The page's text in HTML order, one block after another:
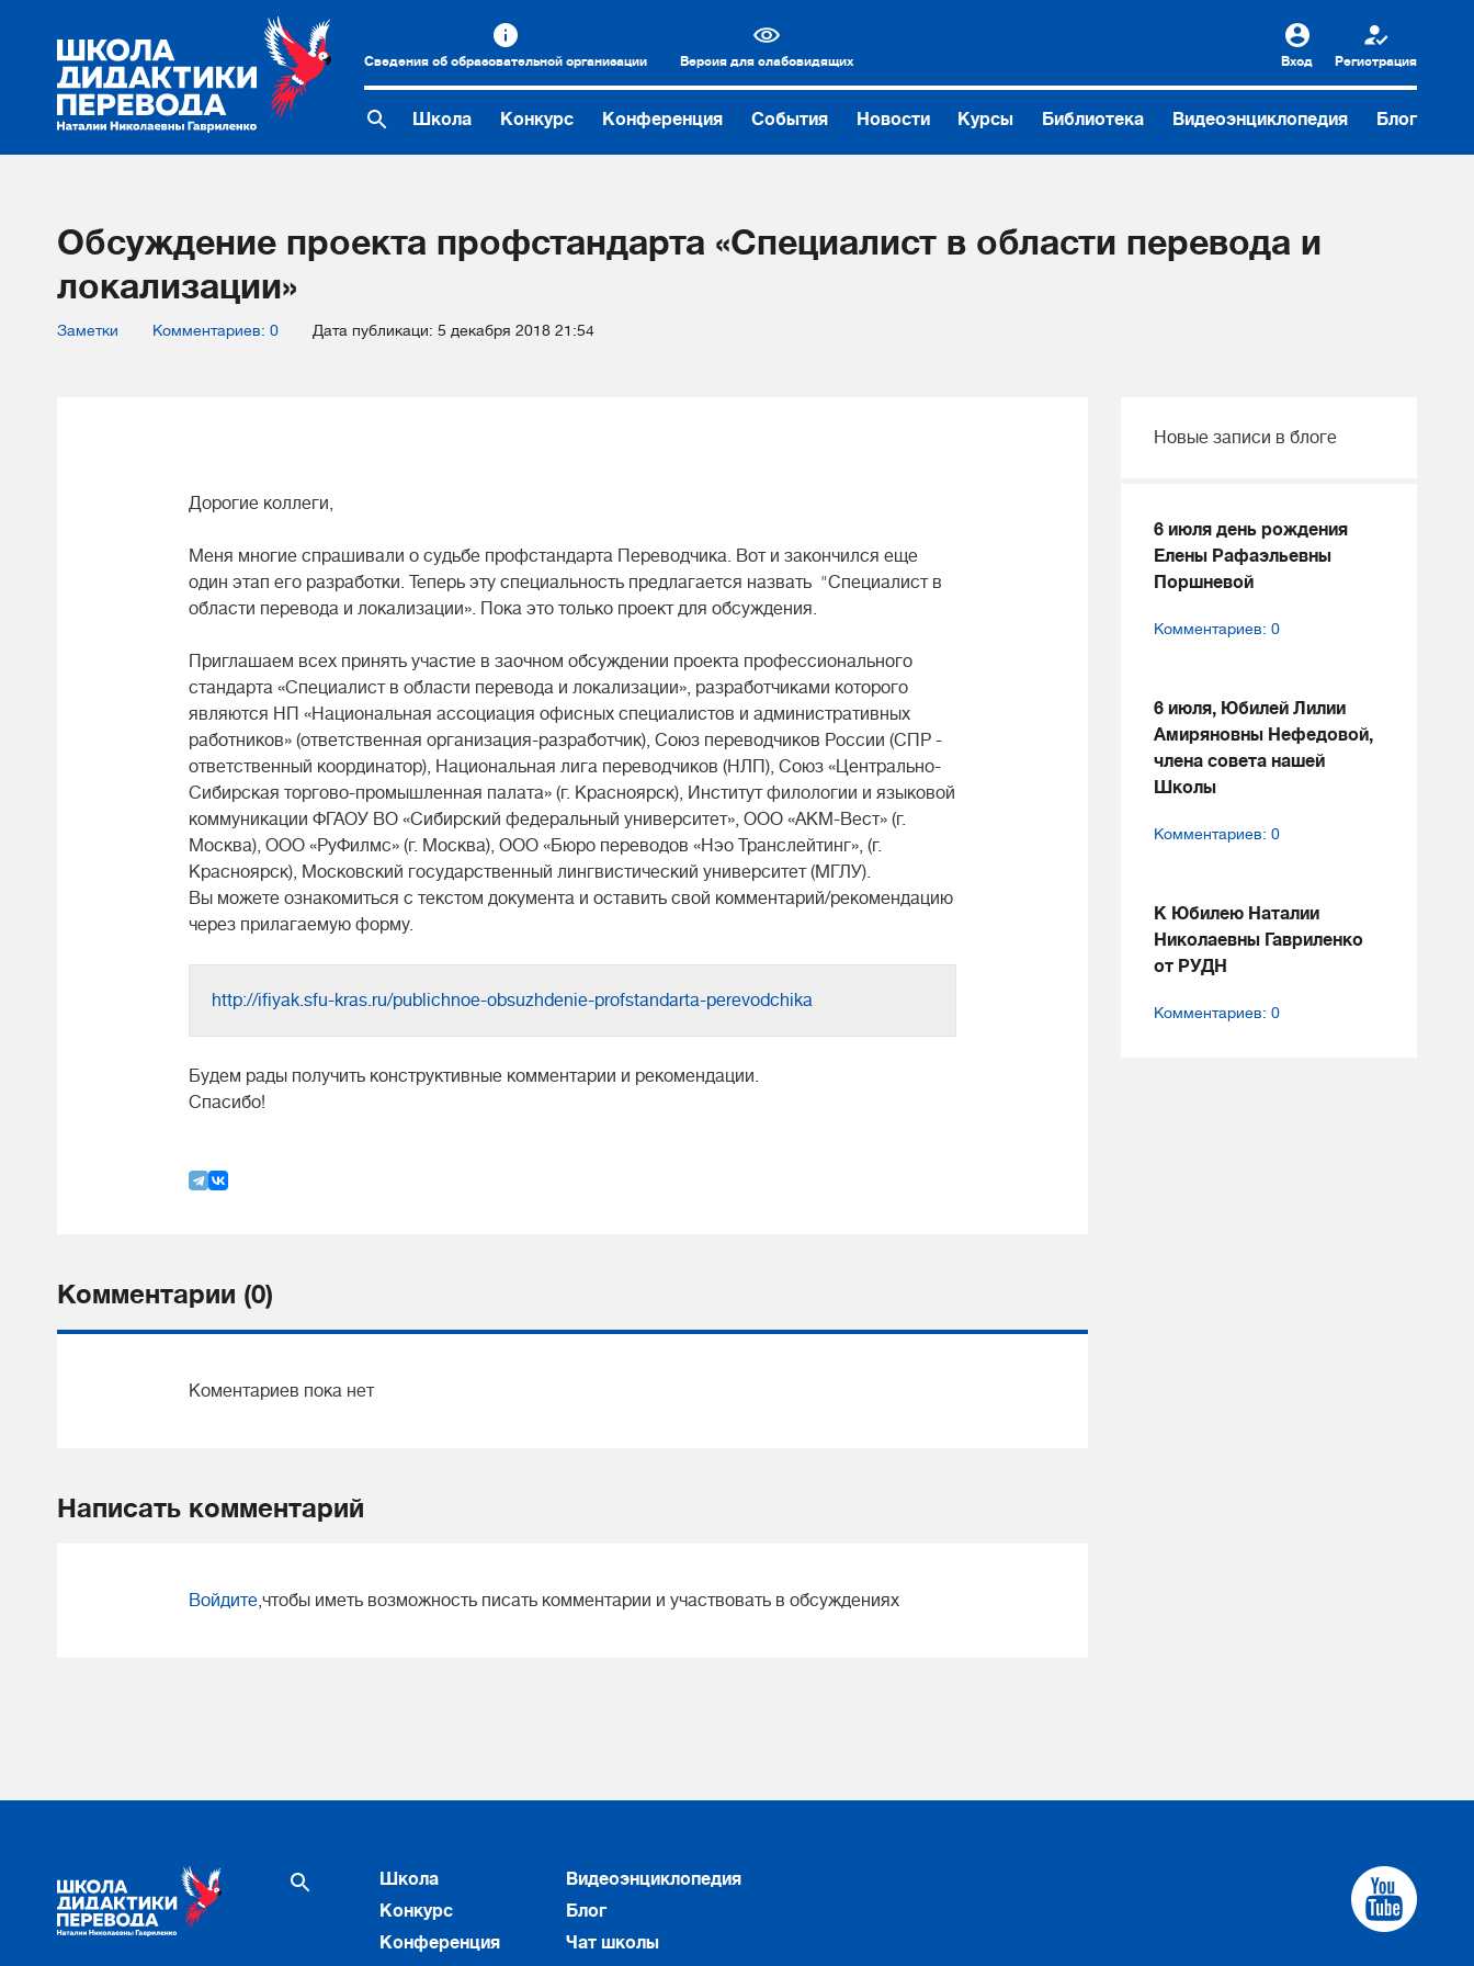
Сведения об образовательной организации Версия для слабовидящих Вход Регистрация
Школа Конкурс Конференция События Новости Курсы Библиотека Видеоэнциклопедия Блог
Обсуждение проекта профстандарта «Специалист в области перевода и
локализации»
Заметки Комментариев: 0 Дата публикаци: 5 декабря 2018 21:54
Дорогие коллеги,
Меня многие спрашивали о судьбе профстандарта Переводчика. Вот и закончился еще
один этап его разработки. Теперь эту специальность предлагается назвать "Специалист в
области перевода и локализации». Пока это только проект для обсуждения.
Приглашаем всех принять участие в заочном обсуждении проекта профессионального
стандарта «Специалист в области перевода и локализации», разработчиками которого
являются НП «Национальная ассоциация офисных специалистов и административных
работников» (ответственная организация-разработчик), Союз переводчиков России (СПР -
ответственный координатор), Национальная лига переводчиков (НЛП), Союз «Центрально-
Сибирская торгово-промышленная палата» (г. Красноярск), Институт филологии и языковой
коммуникации ФГАОУ ВО «Сибирский федеральный университет», ООО «АКМ-Вест» (г.
Москва), ООО «РуФилмс» (г. Москва), ООО «Бюро переводов «Нэо Транслейтинг», (г.
Красноярск), Московский государственный лингвистический университет (МГЛУ).
Вы можете ознакомиться с текстом документа и оставить свой комментарий/рекомендацию
через прилагаемую форму.
http://ifiyak.sfu-kras.ru/publichnoe-obsuzhdenie-profstandarta-perevodchika
Будем рады получить конструктивные комментарии и рекомендации.
Спасибо!
Комментарии (0)
Коментариев пока нет
Написать комментарий
Войдите,чтобы иметь возможность писать комментарии и участвовать в обсуждениях
Новые записи в блоге
6 июля день рождения
Елены Рафаэльевны
Поршневой
Комментариев: 0
6 июля, Юбилей Лилии
Амиряновны Нефедовой,
члена совета нашей
Школы
Комментариев: 0
К Юбилею Наталии
Николаевны Гавриленко
от РУДН
Комментариев: 0
Школа
Конкурс
Конференция
Видеоэнциклопедия
Блог
Чат школы